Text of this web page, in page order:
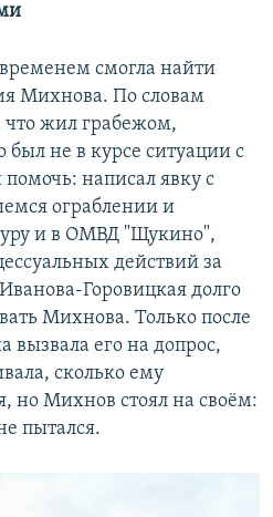
смогла найти
Михнова. По словам
что жил грабежом,
был не в курсе ситуации с
написал явку с
ограблении и
и в ОМВД "Щукино",
действий за
Горовицкая долго
Михнова. Только после
вызвала его на допрос,
сколько ему
но Михнов стоял на своём:
пытался.